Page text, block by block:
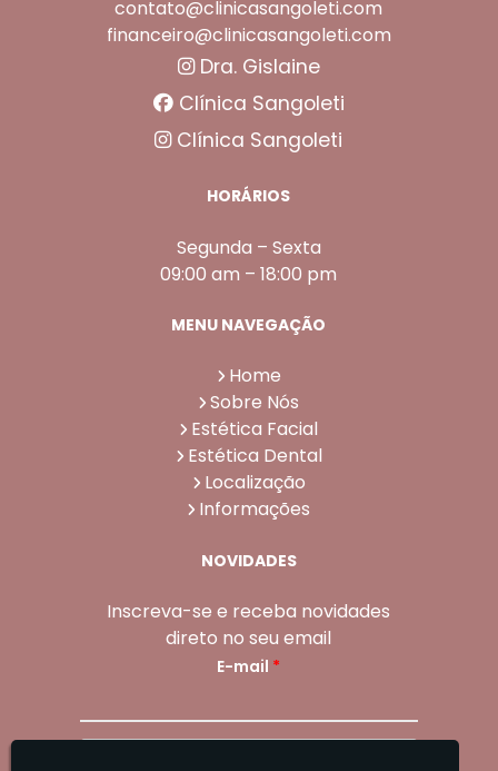
contato@clinicasangoleti.com
financeiro@clinicasangoleti.com
Dra. Gislaine
Clínica Sangoleti
Clínica Sangoleti
HORÁRIOS
Segunda – Sexta
09:00 am – 18:00 pm
MENU NAVEGAÇÃO
Home
Sobre Nós
Estética Facial
Estética Dental
Localização
Informações
NOVIDADES
Inscreva-se e receba novidades
direto no seu email
E-mail *